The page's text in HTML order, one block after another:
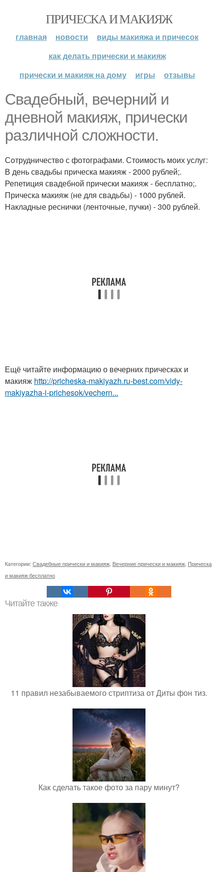
ПРИЧЕСКА И МАКИЯЖ
главная новости
виды макияжа и причесок
как делать прически и макияж
прически и макияж на дому
игры отзывы
Свадебный, вечерний и
дневной макияж, прически
различной сложности.
Сотрудничество с фотографами. Стоимость моих услуг:
В день свадьбы прическа макияж - 2000 рублей;.
Репетиция свадебной прически макияж - бесплатно;.
Прическа макияж (не для свадьбы) - 1000 рублей.
Накладные реснички (ленточные, пучки) - 300 рублей.
Ещё читайте информацию о вечерних прическах и
макияж http://pricheska-makiyazh.ru-best.com/vidy-
makiyazha-i-prichesok/vechern...
Категории: Свадебные прически и макияж Вечерние прически и макияж Прическа
и макияж бесплатно
Читайте также
11 правил незабываемого стриптиза от Диты фон тиз.
Как сделать такое фото за пару минут?